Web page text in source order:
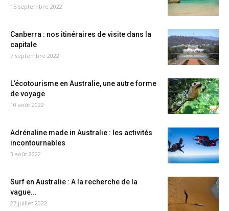
15 septembre 2022
Canberra : nos itinéraires de visite dans la
capitale
7 septembre 2022
L’écotourisme en Australie, une autre forme
de voyage
10 août 2022
Adrénaline made in Australie : les activités
incontournables
3 août 2022
Surf en Australie : A la recherche de la
vague...
27 juillet 2022